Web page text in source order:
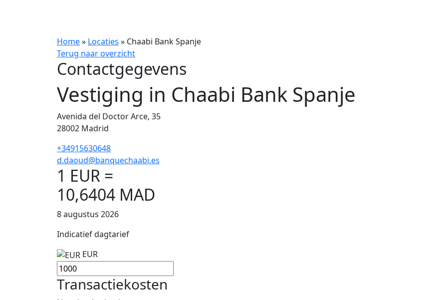
Home» Locaties » Chaabi Bank Spanje
Terug naar overzicht
Contactgegevens
Vestiging in Chaabi Bank Spanje
Avenida del Doctor Arce, 35
28002 Madrid
+34915630648
d.daoud@banquechaabi.es
1 EUR =
10,6404 MAD
8 augustus 2026
Indicatief dagtarief
EUR
Transactiekosten